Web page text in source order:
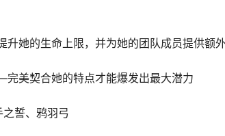
升她的生命上限，并为她的团队成员提供额
美契合她的特点才能爆发出最大潜力
之誓、鸦羽弓